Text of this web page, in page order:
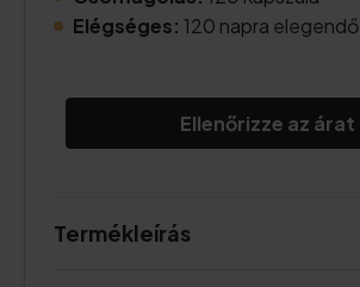
Elégséges: 120 napra elegendő
Ellenőrizze az árat
Termékleírás